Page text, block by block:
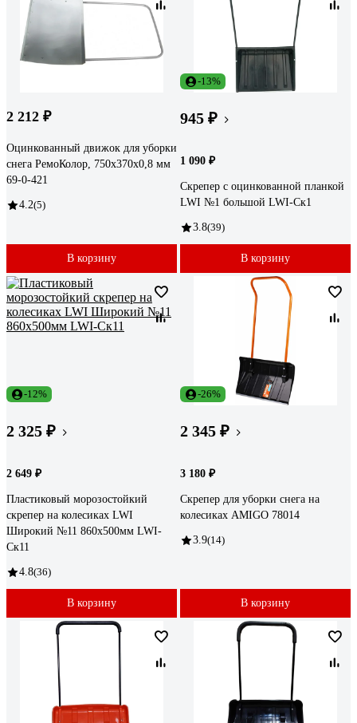
2 212 ₽
Оцинкованный движок для уборки
снега РемоКолор, 750x370x0,8 мм
69-0-421
4.2(5)
В корзину
-13%
945 ₽
1 090 ₽
Скрепер с оцинкованной планкой
LWI №1 большой LWI-Ск1
3.8(39)
В корзину
-12%
2 325 ₽
2 649 ₽
Пластиковый морозостойкий
скрепер на колесиках LWI
Широкий №11 860x500мм LWI-
Cк11
4.8(36)
В корзину
-26%
2 345 ₽
3 180 ₽
Скрепер для уборки снега на
колесиках AMIGO 78014
3.9(14)
В корзину